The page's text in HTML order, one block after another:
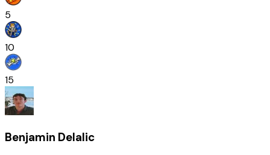
5
10
15
Benjamin Delalic